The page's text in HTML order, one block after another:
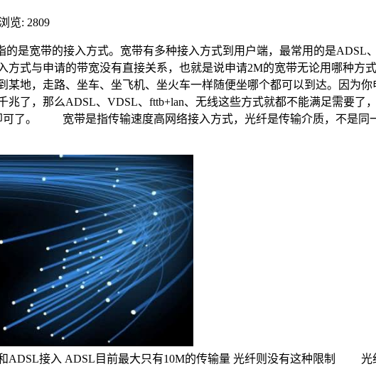
浏览: 2809
是宽带的接入方式。宽带有多种接入方式到用户端，最常用的是ADSL
方式与申请的带宽没有直接关系，也就是说申请2M的宽带无论用哪种方
某地，走路、坐车、坐飞机、坐火车一样随便坐哪个都可以到达。因为
兆了，那么ADSL、VDSL、fttb+lan、无线这些方式就都不能满足需要了
可了。 宽带是指传输速度高网络接入方式，光纤是传输介质，不是
和ADSL接入 ADSL目前最大只有10M的传输量 光纤则没有这种限制